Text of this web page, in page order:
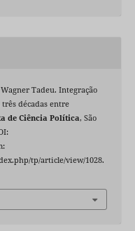
Tadeu. Integração
décadas entre
de Ciência Política, São
tp/article/view/1028.